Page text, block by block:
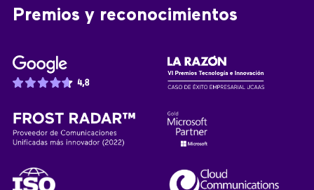
Premios y reconocimientos